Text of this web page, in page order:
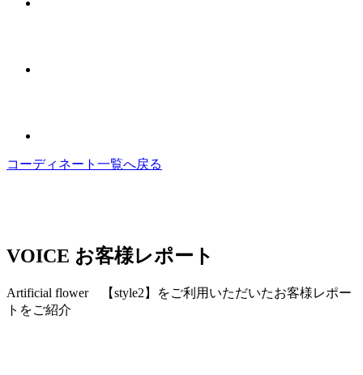
コーディネート一覧へ戻る
VOICE お客様レポート
Artificial flower 【style2】をご利用いただいたお客様レポー
トをご紹介